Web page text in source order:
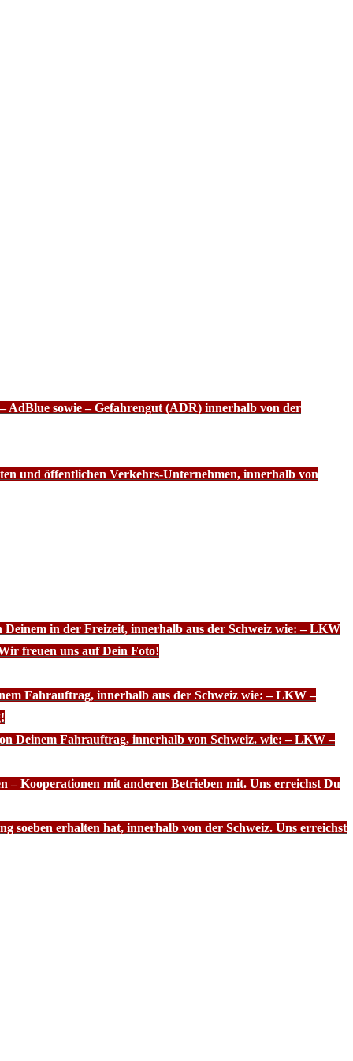
AdBlue sowie – Gefahrengut (ADR) innerhalb von der
und öffentlichen Verkehrs-Unternehmen, innerhalb von
in der Freizeit, innerhalb aus der Schweiz wie: – LKW
freuen uns auf Dein Foto!
Fahrauftrag, innerhalb aus der Schweiz wie: – LKW –
Deinem Fahrauftrag, innerhalb von Schweiz. wie: – LKW –
– Kooperationen mit anderen Betrieben mit. Uns erreichst Du
soeben erhalten hat, innerhalb von der Schweiz. Uns erreichst